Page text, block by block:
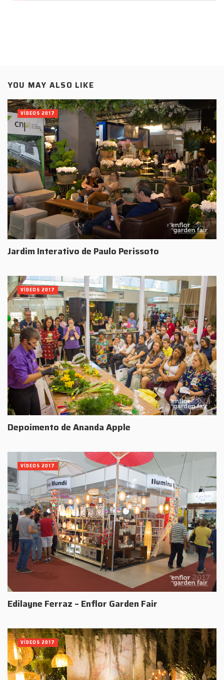
YOU MAY ALSO LIKE
Jardim Interativo de Paulo Perissoto
VÍDEOS 2017
Depoimento de Ananda Apple
VÍDEOS 2017
Edilayne Ferraz – Enflor Garden Fair
VÍDEOS 2017
VÍDEOS 2017